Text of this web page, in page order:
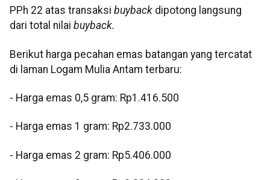
PPh 22 atas transaksi buyback dipotong langsung
dari total nilai buyback.
Berikut harga pecahan emas batangan yang tercatat
di laman Logam Mulia Antam terbaru:
‎‎- Harga emas 0,5 gram: Rp1.416.500
- ⁠Harga emas 1 gram: Rp2.733.000
‎- ⁠Harga emas 2 gram: Rp5.406.000